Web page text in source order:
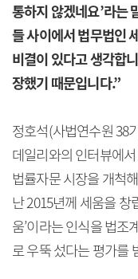
통하지 않겠네요’라는
들 사이에서 법무법인
비결이 있다고 생각합
장했기 때문입니다.”
정호석(사법연수원 38
데일리와의 인터뷰에
법률자문 시장을 개척
난 2015년께 세움을 창
움’이라는 인식을 법조
로 우뚝 섰다는 평가를